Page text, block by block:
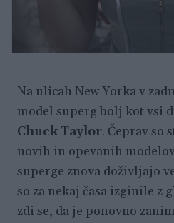
Na ulicah New Yorka v
model superg bolj kot vsi
Chuck Taylor. Čeprav so
novih in opevanih
superge znova doživljajo
so za nekaj časa izginile z
zdi se, da je ponovno